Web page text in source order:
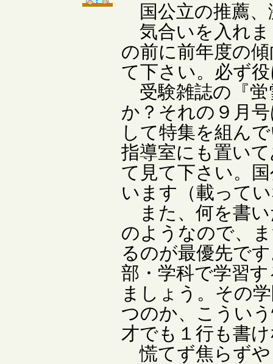
国公立の推薦、
気合いを入れ
の前に前年度の
て下さい。必ず
受験雑誌の『蛍
か？それの９月
して特集を組ん
指導室にも置い
て見て下さい。
います（載って
また、何を書い
のようなので、
るのが最優先で
部・学科で学習
ましょう。その
つのか、こうい
才でも１行も書
慌てず焦らず